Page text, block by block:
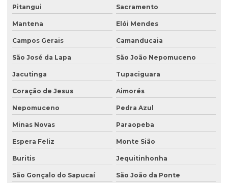
Licenciamento ambiental para lava jatos
Licenciamento ambiental licença prévia
Licenciamento ambiental para loteamento
Licenciamento ambiental para loteamento urbano
Licenciamento ambiental para mineração
Licenciamento ambiental para movimentação de terra
Licenciamento ambiental de oficina mecânica
Licenciamento ambiental para postos de combustíveis
Licenciamento ambiental de rodovias
Pitangui Sacramento
Mantena Elói Mendes
Campos Gerais Camanducaia
São José da Lapa São João Nepomuceno
Jacutinga Tupaciguara
Coração de Jesus Aimorés
Nepomuceno Pedra Azul
Minas Novas Paraopeba
Espera Feliz Monte Sião
Buritis Jequitinhonha
São Gonçalo do Sapucaí São João da Ponte